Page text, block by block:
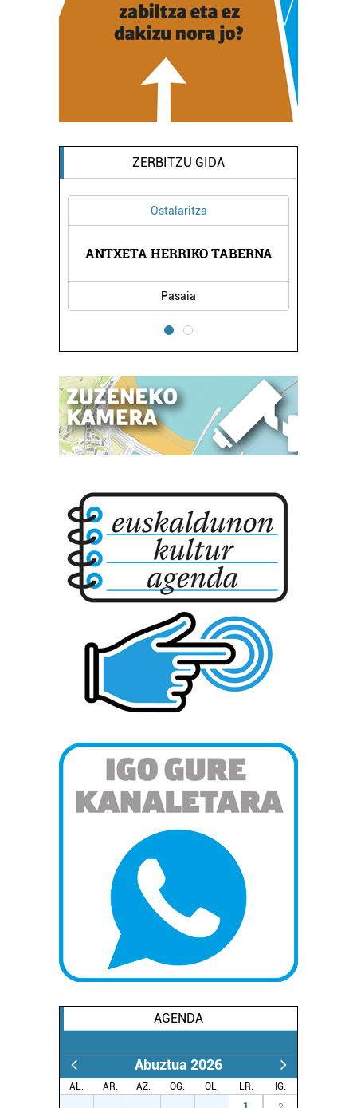
ZERBITZU GIDA
Ostalaritza
ANTXETA HERRIKO TABERNA
Pasaia
AGENDA
Abuztua 2026
AL. AR. AZ. OG. OL. LR.
IG.